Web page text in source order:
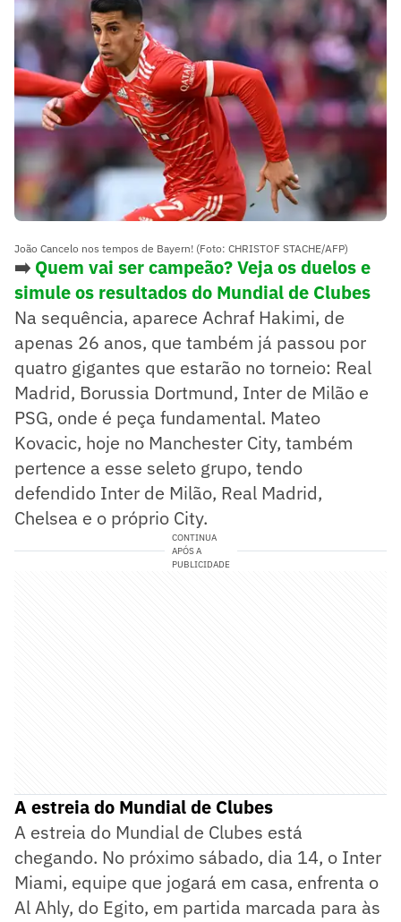
João Cancelo nos tempos de Bayern! (Foto: CHRISTOF STACHE/AFP)
➡️ Quem vai ser campeão? Veja os duelos e
simule os resultados do Mundial de Clubes
Na sequência, aparece Achraf Hakimi, de
apenas 26 anos, que também já passou por
quatro gigantes que estarão no torneio: Real
Madrid, Borussia Dortmund, Inter de Milão e
PSG, onde é peça fundamental. Mateo
Kovacic, hoje no Manchester City, também
pertence a esse seleto grupo, tendo
defendido Inter de Milão, Real Madrid,
Chelsea e o próprio City.
CONTINUA
APÓS A
PUBLICIDADE
A estreia do Mundial de Clubes
A estreia do Mundial de Clubes está
chegando. No próximo sábado, dia 14, o Inter
Miami, equipe que jogará em casa, enfrenta o
Al Ahly, do Egito, em partida marcada para às